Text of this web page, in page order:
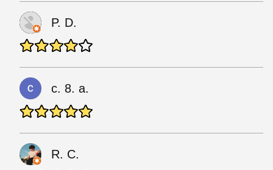
P. D.
c. 8. a.
R. C.